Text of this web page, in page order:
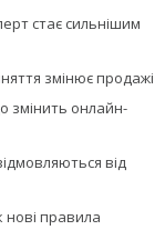
стає сильнішим
змінює продажі
змінить онлайн-
від
правила